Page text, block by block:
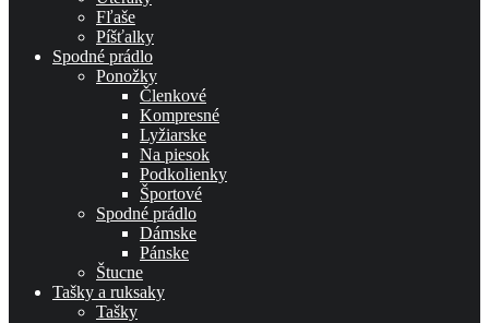
Fľaše
Píšťalky
Spodné prádlo
Ponožky
Členkové
Kompresné
Lyžiarske
Na piesok
Podkolienky
Športové
Spodné prádlo
Dámske
Pánske
Štucne
Tašky a ruksaky
Tašky